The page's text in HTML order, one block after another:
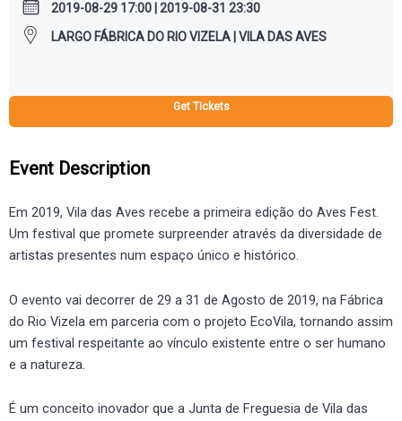
2019-08-29 17:00 | 2019-08-31 23:30
LARGO FÁBRICA DO RIO VIZELA | VILA DAS AVES
Get Tickets
Event Description
Em 2019, Vila das Aves recebe a primeira edição do Aves Fest.
Um festival que promete surpreender através da diversidade de
artistas presentes num espaço único e histórico.
O evento vai decorrer de 29 a 31 de Agosto de 2019, na Fábrica
do Rio Vizela em parceria com o projeto EcoVila, tornando assim
um festival respeitante ao vínculo existente entre o ser humano
e a natureza.
É um conceito inovador que a Junta de Freguesia de Vila das